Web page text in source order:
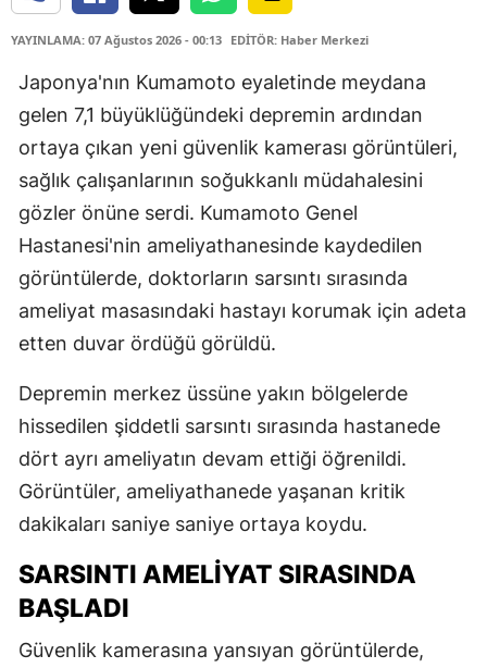
YAYINLAMA: 07 Ağustos 2026 - 00:13 EDİTÖR: Haber Merkezi
Japonya'nın Kumamoto eyaletinde meydana
gelen 7,1 büyüklüğündeki depremin ardından
ortaya çıkan yeni güvenlik kamerası görüntüleri,
sağlık çalışanlarının soğukkanlı müdahalesini
gözler önüne serdi. Kumamoto Genel
Hastanesi'nin ameliyathanesinde kaydedilen
görüntülerde, doktorların sarsıntı sırasında
ameliyat masasındaki hastayı korumak için adeta
etten duvar ördüğü görüldü.
Depremin merkez üssüne yakın bölgelerde
hissedilen şiddetli sarsıntı sırasında hastanede
dört ayrı ameliyatın devam ettiği öğrenildi.
Görüntüler, ameliyathanede yaşanan kritik
dakikaları saniye saniye ortaya koydu.
SARSINTI AMELİYAT SIRASINDA
BAŞLADI
Güvenlik kamerasına yansıyan görüntülerde,